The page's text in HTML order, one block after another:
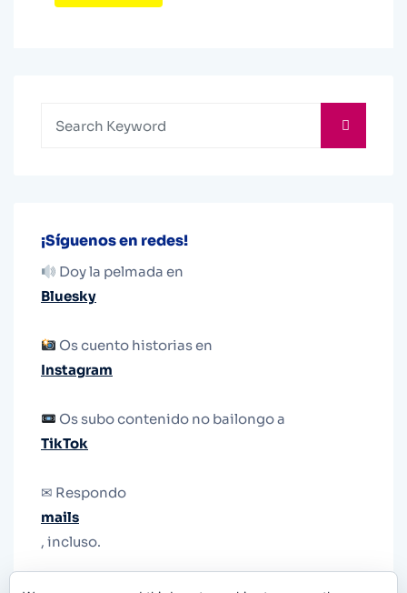
¡Síguenos en redes!
Doy la pelmada en
Bluesky
Os cuento historias en
Instagram
Os subo contenido no bailongo a
TikTok
✉ Respondo
mails
, incluso.